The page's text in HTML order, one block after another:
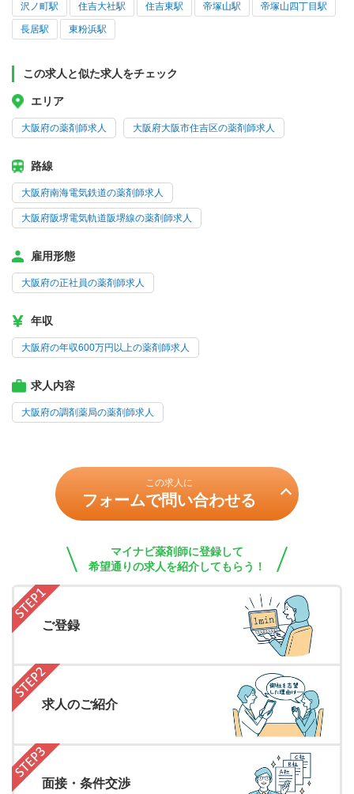
沢ノ町駅 住吉大社駅 住吉東駅 帝塚山駅 帝塚山四丁目駅
長居駅 東粉浜駅
この求人と似た求人をチェック
エリア
大阪府の薬剤師求人 大阪府大阪市住吉区の薬剤師求人
路線
大阪府南海電気鉄道の薬剤師求人
大阪府阪堺電気軌道阪堺線の薬剤師求人
雇用形態
大阪府の正社員の薬剤師求人
年収
大阪府の年収600万円以上の薬剤師求人
求人内容
大阪府の調剤薬局の薬剤師求人
この求人に
フォームで問い合わせる
マイナビ薬剤師に登録して
希望通りの求人を紹介してもらう！
ご登録
求人のご紹介
面接・条件交渉